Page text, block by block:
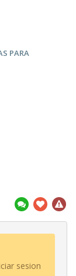
PARA
sesion